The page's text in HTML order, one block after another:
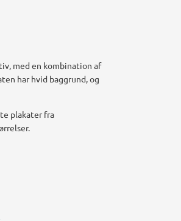
med en kombination af
har hvid baggrund, og
plakater fra